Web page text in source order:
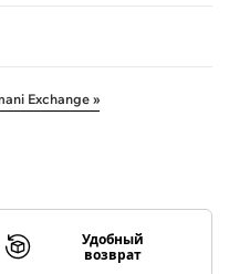
Exchange »
Удобный
возврат